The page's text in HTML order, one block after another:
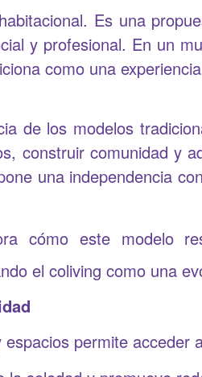
Es una
y profesional. En un
como una
de los modelos
construir comunidad y
una independencia
cómo este modelo
el coliving como una
permite acceder